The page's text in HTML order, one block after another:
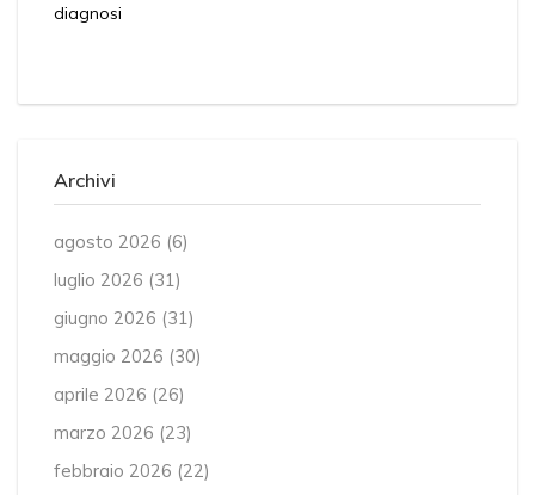
diagnosi
Archivi
agosto 2026 (6)
luglio 2026 (31)
giugno 2026 (31)
maggio 2026 (30)
aprile 2026 (26)
marzo 2026 (23)
febbraio 2026 (22)